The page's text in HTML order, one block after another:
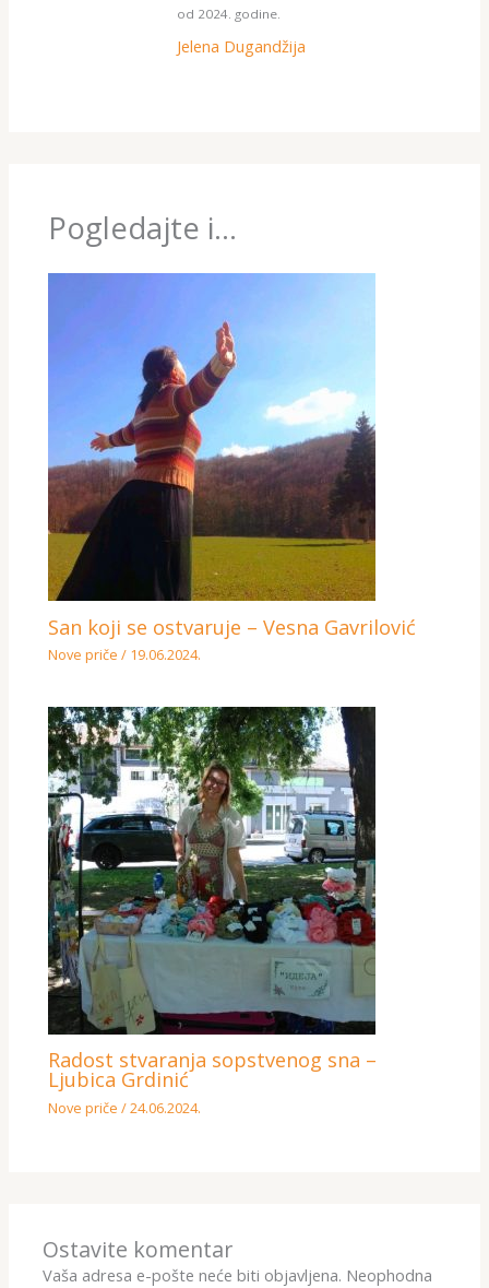
od 2024. godine.
Jelena Dugandžija
Pogledajte i...
San koji se ostvaruje – Vesna Gavrilović
Nove priče / 19.06.2024.
Radost stvaranja sopstvenog sna –
Ljubica Grdinić
Nove priče /24.06.2024.
Ostavite komentar
Vaša adresa e-pošte neće biti objavljena. Neophodna